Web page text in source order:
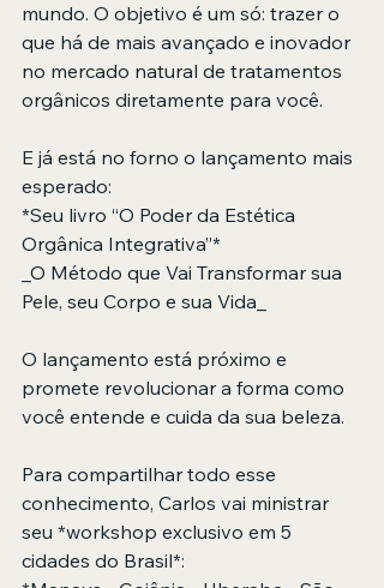
mundo. O objetivo é um só: trazer o
que há de mais avançado e inovador
no mercado natural de tratamentos
orgânicos diretamente para você.
E já está no forno o lançamento mais
esperado:
*Seu livro “O Poder da Estética
Orgânica Integrativa”*
_O Método que Vai Transformar sua
Pele, seu Corpo e sua Vida_
O lançamento está próximo e
promete revolucionar a forma como
você entende e cuida da sua beleza.
Para compartilhar todo esse
conhecimento, Carlos vai ministrar
seu *workshop exclusivo em 5
cidades do Brasil*: